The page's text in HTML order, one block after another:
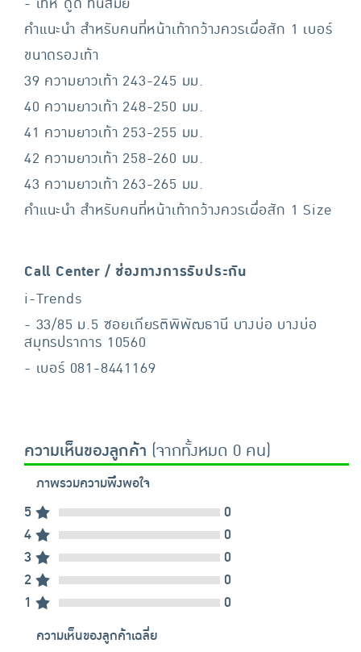
คำแนะนำ สำหรับคนที่หน้าเท้ากว้างควรเผื่อสัก 1 เบอร์
ขนาดรองเท้า
39 ความยาวเท้า 243-245 มม.
40 ความยาวเท้า 248-250 มม.
41 ความยาวเท้า 253-255 มม.
42 ความยาวเท้า 258-260 มม.
43 ความยาวเท้า 263-265 มม.
คำแนะนำ สำหรับคนที่หน้าเท้ากว้างควรเผื่อสัก 1 Size
Call Center / ช่องทางการรับประกัน
i-Trends
- 33/85 ม.5 ซอยเกียรติพิพัฒธานี บางบ่อ บางบ่อ
สมุทรปราการ 10560
- เบอร์ 081-8441169
ความเห็นของลูกค้า (จากทั้งหมด 0 คน)
ภาพรวมความพึงพอใจ
5
0
4
0
3
0
2
0
1
0
ความเห็นของลูกค้าเฉลี่ย